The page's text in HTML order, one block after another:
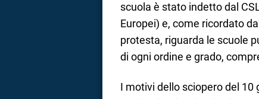
scuola è stato indetto dal
Europei) e, come ricordato
protesta, riguarda le scuole
di ogni ordine e grado,
I motivi dello sciopero del